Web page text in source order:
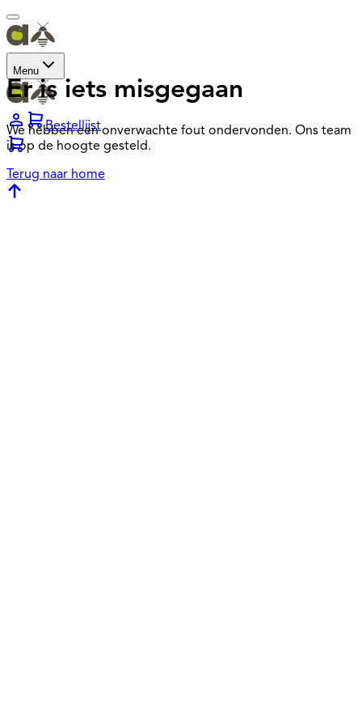
Menu
Bestellijst
Er is iets misgegaan
We hebben een onverwachte fout ondervonden. Ons team
is op de hoogte gesteld.
Terug naar home